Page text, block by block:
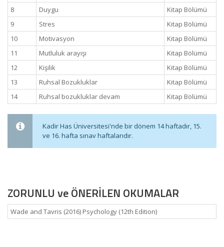
8
Duygu
Kitap Bölümü
9
Stres
Kitap Bölümü
10
Motivasyon
Kitap Bölümü
11
Mutluluk arayışı
Kitap Bölümü
12
Kişilik
Kitap Bölümü
13
Ruhsal Bozukluklar
Kitap Bölümü
14
Ruhsal bozukluklar devam Kitap Bölümü
Kadir Has Üniversitesi'nde bir dönem 14 haftadır, 15.
ve 16. hafta sınav haftalarıdır.
ZORUNLU ve ÖNERİLEN OKUMALAR
Wade and Tavris (2016) Psychology (12th Edition)